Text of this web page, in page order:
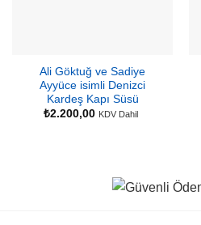
Ali Göktuğ ve Sadiye
Ayyüce isimli Denizci
Kardeş Kapı Süsü
₺2.200,00 KDV Dahil